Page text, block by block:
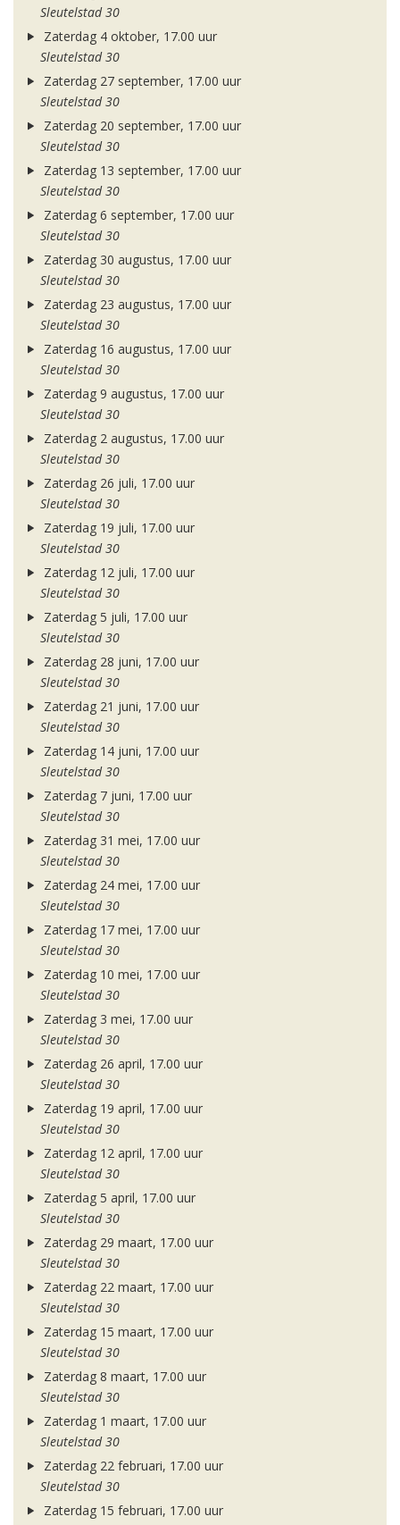
Sleutelstad 30
Zaterdag 4 oktober, 17.00 uur
Sleutelstad 30
Zaterdag 27 september, 17.00 uur
Sleutelstad 30
Zaterdag 20 september, 17.00 uur
Sleutelstad 30
Zaterdag 13 september, 17.00 uur
Sleutelstad 30
Zaterdag 6 september, 17.00 uur
Sleutelstad 30
Zaterdag 30 augustus, 17.00 uur
Sleutelstad 30
Zaterdag 23 augustus, 17.00 uur
Sleutelstad 30
Zaterdag 16 augustus, 17.00 uur
Sleutelstad 30
Zaterdag 9 augustus, 17.00 uur
Sleutelstad 30
Zaterdag 2 augustus, 17.00 uur
Sleutelstad 30
Zaterdag 26 juli, 17.00 uur
Sleutelstad 30
Zaterdag 19 juli, 17.00 uur
Sleutelstad 30
Zaterdag 12 juli, 17.00 uur
Sleutelstad 30
Zaterdag 5 juli, 17.00 uur
Sleutelstad 30
Zaterdag 28 juni, 17.00 uur
Sleutelstad 30
Zaterdag 21 juni, 17.00 uur
Sleutelstad 30
Zaterdag 14 juni, 17.00 uur
Sleutelstad 30
Zaterdag 7 juni, 17.00 uur
Sleutelstad 30
Zaterdag 31 mei, 17.00 uur
Sleutelstad 30
Zaterdag 24 mei, 17.00 uur
Sleutelstad 30
Zaterdag 17 mei, 17.00 uur
Sleutelstad 30
Zaterdag 10 mei, 17.00 uur
Sleutelstad 30
Zaterdag 3 mei, 17.00 uur
Sleutelstad 30
Zaterdag 26 april, 17.00 uur
Sleutelstad 30
Zaterdag 19 april, 17.00 uur
Sleutelstad 30
Zaterdag 12 april, 17.00 uur
Sleutelstad 30
Zaterdag 5 april, 17.00 uur
Sleutelstad 30
Zaterdag 29 maart, 17.00 uur
Sleutelstad 30
Zaterdag 22 maart, 17.00 uur
Sleutelstad 30
Zaterdag 15 maart, 17.00 uur
Sleutelstad 30
Zaterdag 8 maart, 17.00 uur
Sleutelstad 30
Zaterdag 1 maart, 17.00 uur
Sleutelstad 30
Zaterdag 22 februari, 17.00 uur
Sleutelstad 30
Zaterdag 15 februari, 17.00 uur